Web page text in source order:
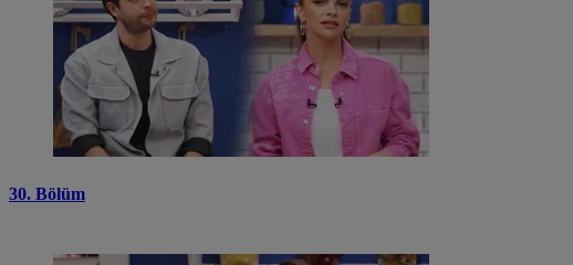
30. Bölüm